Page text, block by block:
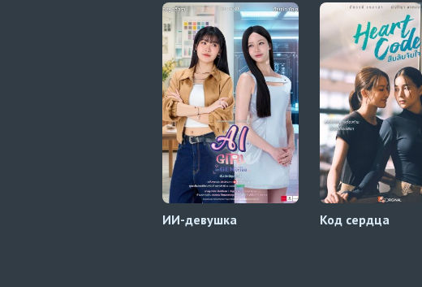
ИИ-девушка Код сердца